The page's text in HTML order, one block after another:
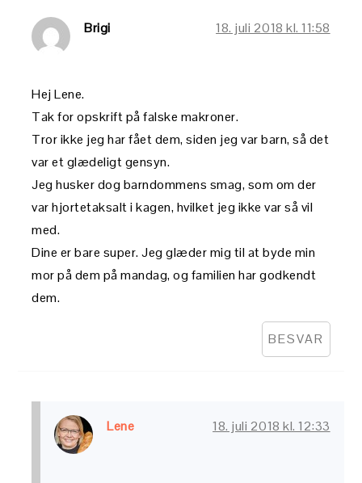
Brigi 18. juli 2018 kl. 11:58
Hej Lene.
Tak for opskrift på falske makroner.
Tror ikke jeg har fået dem, siden jeg var barn, så det
var et glædeligt gensyn.
Jeg husker dog barndommens smag, som om der
var hjortetaksalt i kagen, hvilket jeg ikke var så vil
med.
Dine er bare super. Jeg glæder mig til at byde min
mor på dem på mandag, og familien har godkendt
dem.
BESVAR
Lene 18. juli 2018 kl. 12:33